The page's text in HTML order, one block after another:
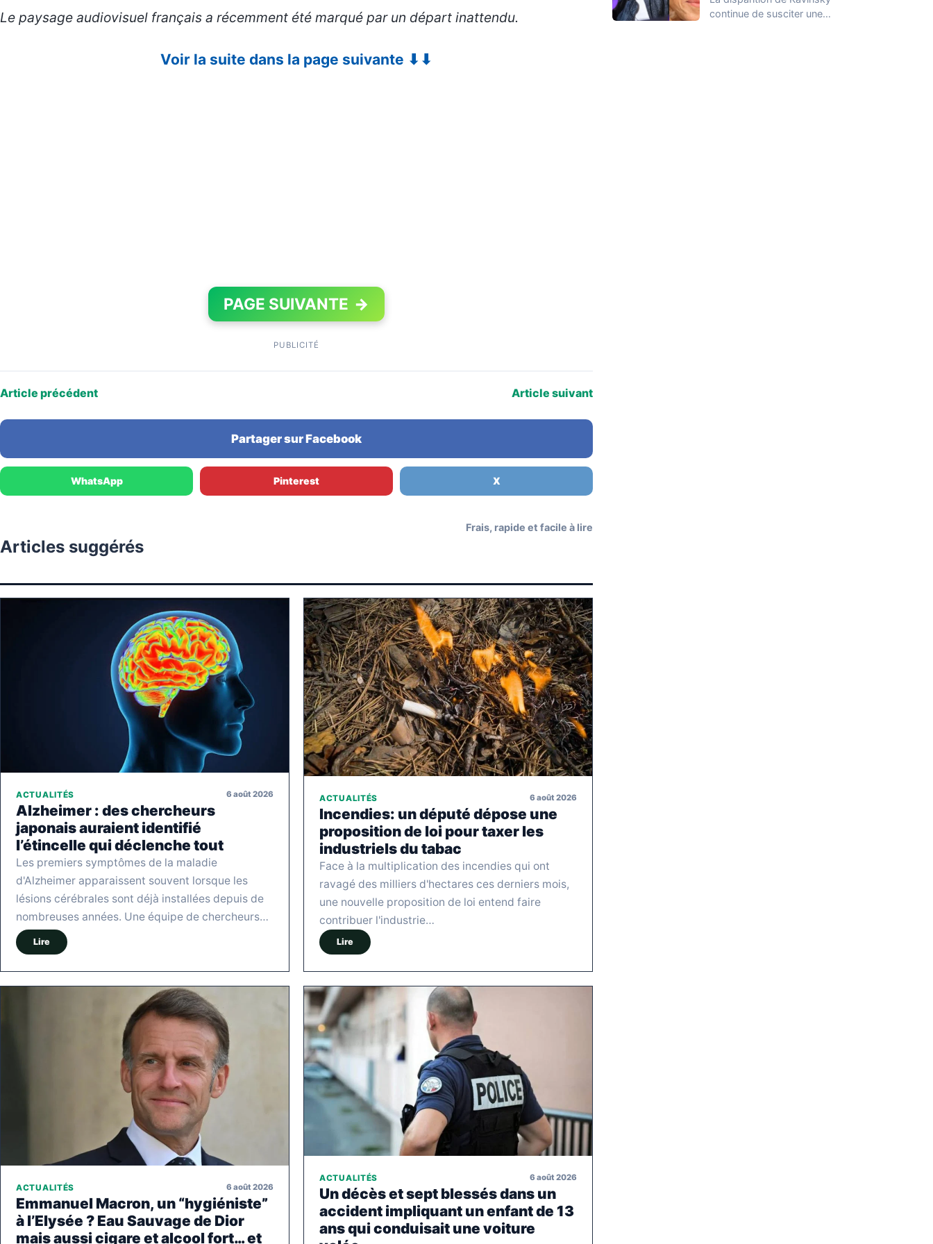
Le paysage audiovisuel français a récemment été marqué par un départ inattendu.
Voir la suite dans la page suivante ⬇⬇
PAGE SUIVANTE →
PUBLICITÉ
Article précédent Article suivant
Partager sur Facebook
WhatsApp Pinterest X
Articles suggérés
Frais, rapide et facile à lire
ACTUALITÉS 6 août 2026
Alzheimer : des chercheurs
japonais auraient identifié
l’étincelle qui déclenche tout
Les premiers symptômes de la maladie
d'Alzheimer apparaissent souvent lorsque les
lésions cérébrales sont déjà installées depuis de
nombreuses années. Une équipe de chercheurs…
Lire
ACTUALITÉS 6 août 2026
Incendies: un député dépose une
proposition de loi pour taxer les
industriels du tabac
Face à la multiplication des incendies qui ont
ravagé des milliers d'hectares ces derniers mois,
une nouvelle proposition de loi entend faire
contribuer l'industrie…
Lire
ACTUALITÉS 6 août 2026
Emmanuel Macron, un “hygiéniste”
à l’Elysée ? Eau Sauvage de Dior
mais aussi cigare et alcool fort… et
ACTUALITÉS 6 août 2026
Un décès et sept blessés dans un
accident impliquant un enfant de 13
ans qui conduisait une voiture
continue de susciter une